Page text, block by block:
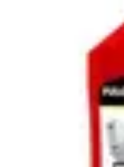
Outils et
Dépannage
Plomberie Rapide